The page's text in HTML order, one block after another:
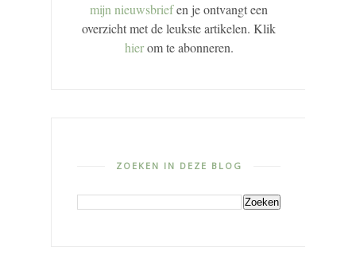
mijn nieuwsbriefen je ontvangt een
overzicht met de leukste artikelen. Klik
hierom te abonneren.
ZOEKEN IN DEZE BLOG